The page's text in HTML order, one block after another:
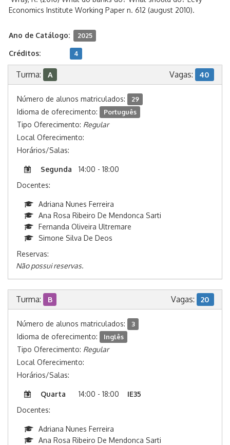
Economics Institute Working Paper n. 612 (august 2010).
Ano de Catálogo: 2025
Créditos: 4
Turma: A Vagas: 40
Número de alunos matriculados: 29
Idioma de oferecimento: Português
Tipo Oferecimento: Regular
Local Oferecimento:
Horários/Salas:
Segunda
14:00 - 18:00
Docentes:
Adriana Nunes Ferreira
Ana Rosa Ribeiro De Mendonca Sarti
Fernanda Oliveira Ultremare
Simone Silva De Deos
Reservas:
Não possui reservas.
Turma: B Vagas: 20
Número de alunos matriculados: 3
Idioma de oferecimento: Inglês
Tipo Oferecimento: Regular
Local Oferecimento:
Horários/Salas:
Quarta 14:00 - 18:00
IE35
Docentes:
Adriana Nunes Ferreira
Ana Rosa Ribeiro De Mendonca Sarti